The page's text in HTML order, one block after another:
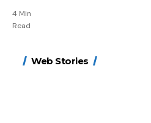
4 Min
Read
Web Stories
15 नवंबर से लागू होंगे
FASTag के ये नए नियम,
मोटापे को कम करने के लिए